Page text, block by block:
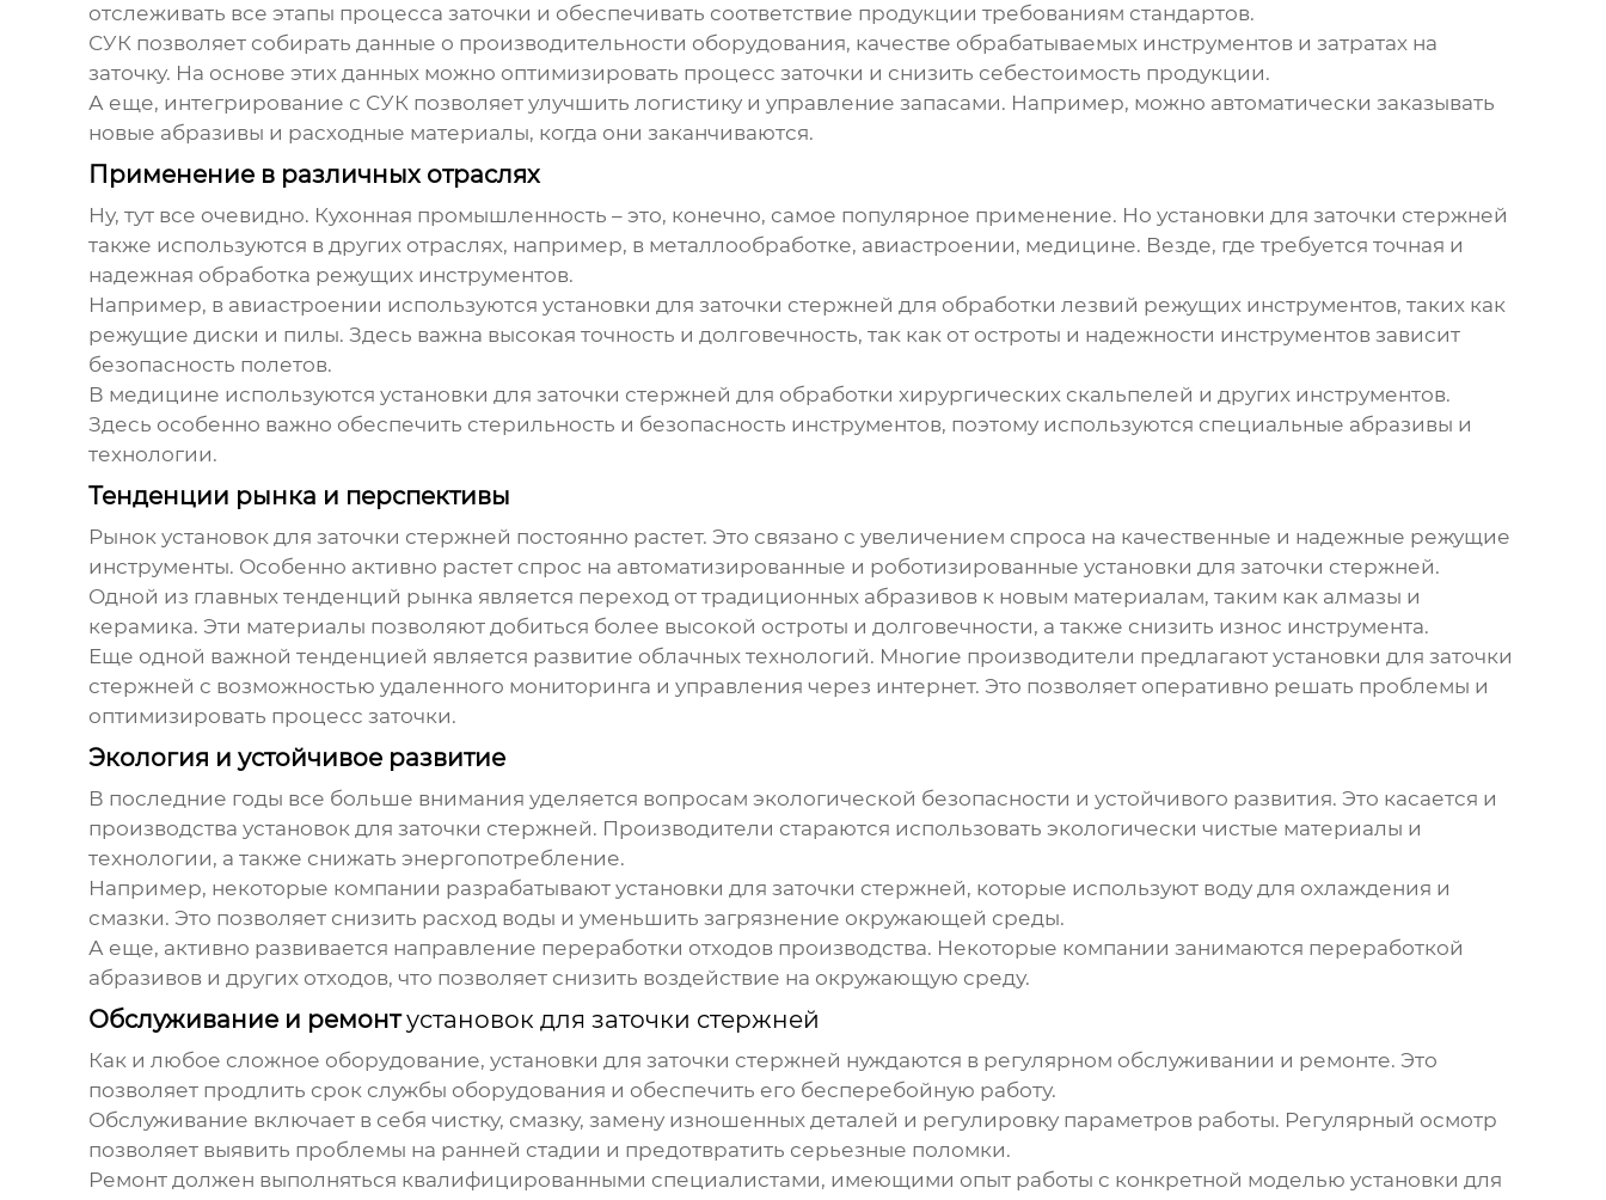
отслеживать все этапы процесса заточки и обеспечивать соответствие продукции требованиям стандартов.
СУК позволяет собирать данные о производительности оборудования, качестве обрабатываемых инструментов и затратах на
заточку. На основе этих данных можно оптимизировать процесс заточки и снизить себестоимость продукции.
А еще, интегрирование с СУК позволяет улучшить логистику и управление запасами. Например, можно автоматически заказывать
новые абразивы и расходные материалы, когда они заканчиваются.
Применение в различных отраслях
Ну, тут все очевидно. Кухонная промышленность – это, конечно, самое популярное применение. Но установки для заточки стержней
также используются в других отраслях, например, в металлообработке, авиастроении, медицине. Везде, где требуется точная и
надежная обработка режущих инструментов.
Например, в авиастроении используются установки для заточки стержней для обработки лезвий режущих инструментов, таких как
режущие диски и пилы. Здесь важна высокая точность и долговечность, так как от остроты и надежности инструментов зависит
безопасность полетов.
В медицине используются установки для заточки стержней для обработки хирургических скальпелей и других инструментов.
Здесь особенно важно обеспечить стерильность и безопасность инструментов, поэтому используются специальные абразивы и
технологии.
Тенденции рынка и перспективы
Рынок установок для заточки стержней постоянно растет. Это связано с увеличением спроса на качественные и надежные режущие
инструменты. Особенно активно растет спрос на автоматизированные и роботизированные установки для заточки стержней.
Одной из главных тенденций рынка является переход от традиционных абразивов к новым материалам, таким как алмазы и
керамика. Эти материалы позволяют добиться более высокой остроты и долговечности, а также снизить износ инструмента.
Еще одной важной тенденцией является развитие облачных технологий. Многие производители предлагают установки для заточки
стержней с возможностью удаленного мониторинга и управления через интернет. Это позволяет оперативно решать проблемы и
оптимизировать процесс заточки.
Экология и устойчивое развитие
В последние годы все больше внимания уделяется вопросам экологической безопасности и устойчивого развития. Это касается и
производства установок для заточки стержней. Производители стараются использовать экологически чистые материалы и
технологии, а также снижать энергопотребление.
Например, некоторые компании разрабатывают установки для заточки стержней, которые используют воду для охлаждения и
смазки. Это позволяет снизить расход воды и уменьшить загрязнение окружающей среды.
А еще, активно развивается направление переработки отходов производства. Некоторые компании занимаются переработкой
абразивов и других отходов, что позволяет снизить воздействие на окружающую среду.
Обслуживание и ремонтустановок для заточки стержней
Как и любое сложное оборудование, установки для заточки стержней нуждаются в регулярном обслуживании и ремонте. Это
позволяет продлить срок службы оборудования и обеспечить его бесперебойную работу.
Обслуживание включает в себя чистку, смазку, замену изношенных деталей и регулировку параметров работы. Регулярный осмотр
позволяет выявить проблемы на ранней стадии и предотвратить серьезные поломки.
Ремонт должен выполняться квалифицированными специалистами, имеющими опыт работы с конкретной моделью установки для